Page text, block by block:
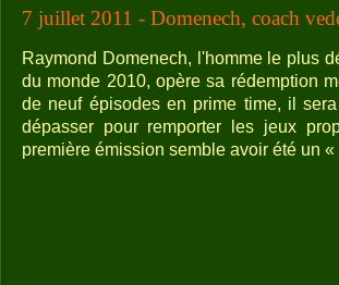
7 juillet 2011 - Domenech, coach
Raymond Domenech, l'homme le plus
du monde 2010, opère sa rédemption
de neuf épisodes en prime time, il
dépasser pour remporter les jeux
première émission semble avoir été un